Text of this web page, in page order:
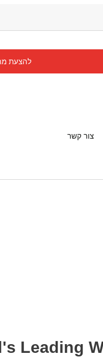
להצעת
צור קשר
Leading